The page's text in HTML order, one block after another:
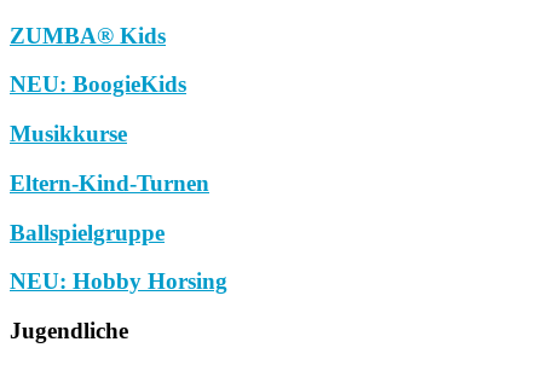
ZUMBA® Kids
NEU: BoogieKids
Musikkurse
Eltern-Kind-Turnen
Ballspielgruppe
NEU: Hobby Horsing
Jugendliche